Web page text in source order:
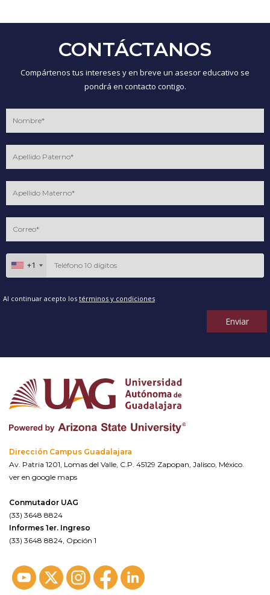
CONTÁCTANOS
Compártenos tus intereses y en breve un asesor educativo se
pondrá en contacto contigo.
+1
Al continuar acepto los términos y condiciones
Enviar
Dirección Campus Guadalajara
Av. Patria 1201, Lomas del Valle, C.P. 45129 Zapopan, Jalisco, México.
ver en google maps
Conmutador UAG
(33) 3648 8824
Informes 1er. Ingreso
(33) 3648 8824, Opción 1